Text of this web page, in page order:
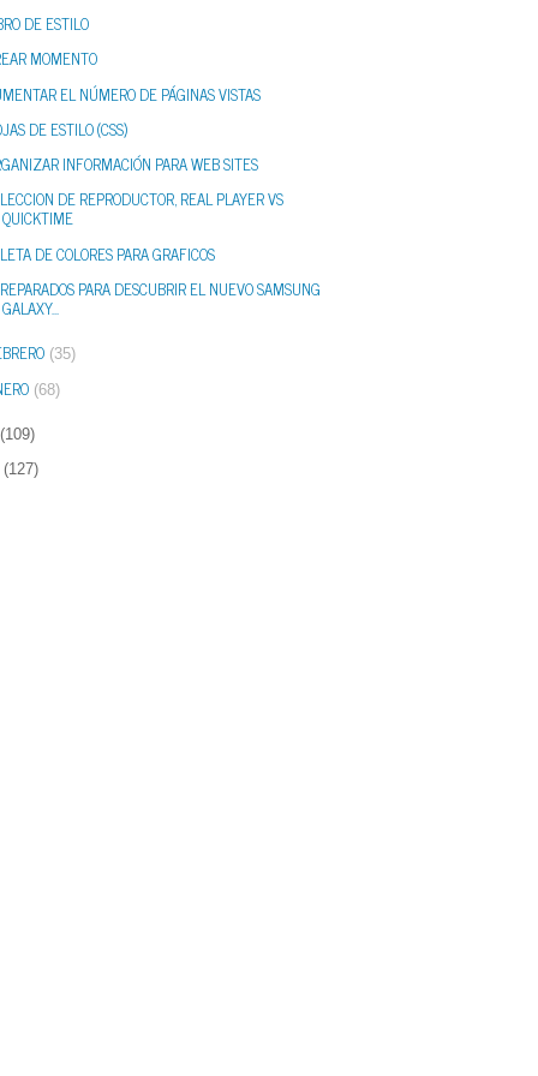
DE ESTILO
MOMENTO
EL NÚMERO DE PÁGINAS VISTAS
DE ESTILO (CSS)
INFORMACIÓN PARA WEB SITES
DE REPRODUCTOR, REAL PLAYER VS
QUICKTIME
DE COLORES PARA GRAFICOS
PARA DESCUBRIR EL NUEVO SAMSUNG
GALAXY...
(35)
(68)
(109)
(127)